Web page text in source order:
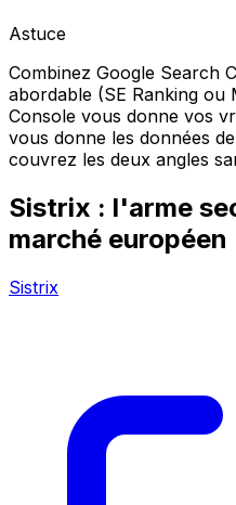
Astuce
Combinez Google Search
abordable (SE Ranking ou
Console vous donne vos
vous donne les données
couvrez les deux angles
Sistrix : l'arme
marché européen
Sistrix